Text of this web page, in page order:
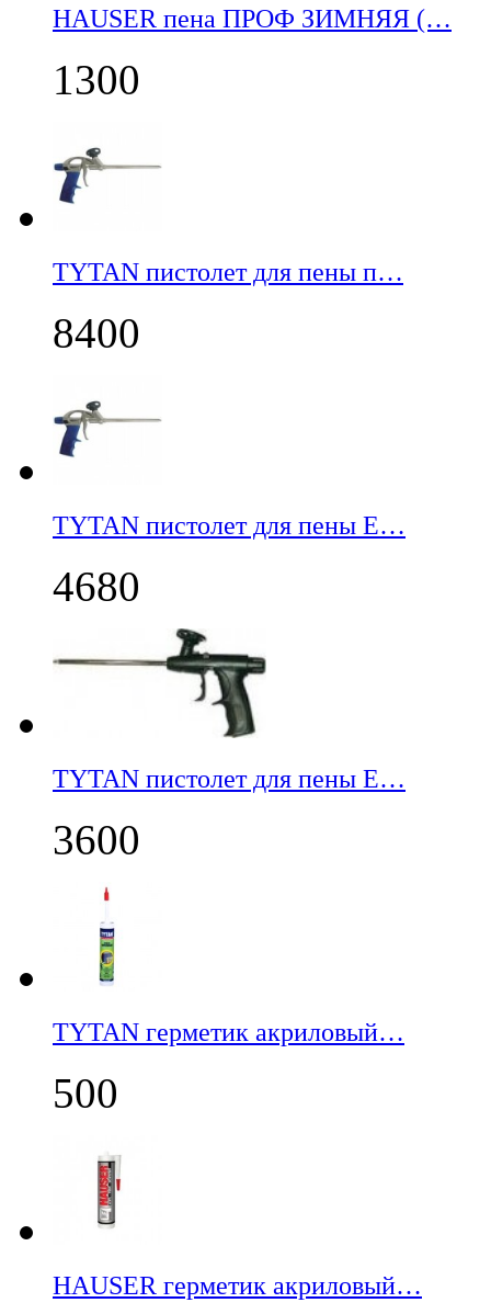
НАUSER пена ПРОФ ЗИМНЯЯ (…
1300
TYTAN пистолет для пены п…
8400
TYTAN пистолет для пены E…
4680
TYTAN пистолет для пены E…
3600
TYTAN герметик акриловый…
500
НАUSER герметик акриловый…